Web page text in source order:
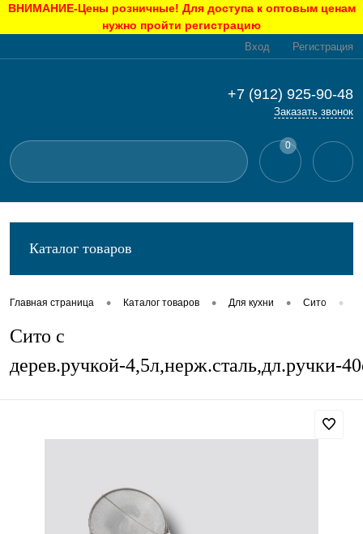
ВНИМАНИЕ-Цены розничные! Для доступа к оптовым ценам
нужно пройти регистрацию
Вход Регистрация
+7 (912) 925-90-48
Заказать звонок
0
Каталог товаров
Главная страница • Каталог товаров • Для кухни • Сито •
Сито с
дерев.ручкой-4,5л,нерж.сталь,дл.ручки-